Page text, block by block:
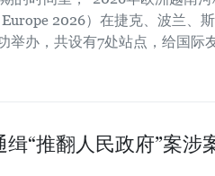
2026）在捷克、波兰、斯
举办，共设有7处站点，给国际
“推翻人民政府”案涉